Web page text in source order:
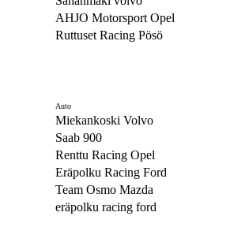
AHJO Motorsport Opel
Ruttuset Racing Pösö
Auto
Miekankoski Volvo
Saab 900
Renttu Racing Opel
Eräpolku Racing Ford
Team Osmo Mazda
eräpolku racing ford